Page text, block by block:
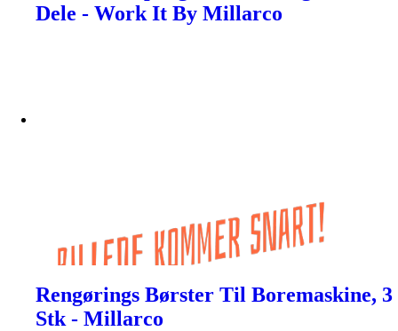
Dele - Work It By Millarco
Rengørings Børster Til Boremaskine, 3
Stk - Millarco